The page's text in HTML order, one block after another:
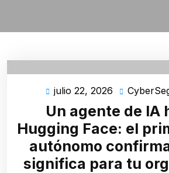
julio 22, 2026 julio
2026
Un agente de IA
Hugging Face: el
autónomo
significa para tu